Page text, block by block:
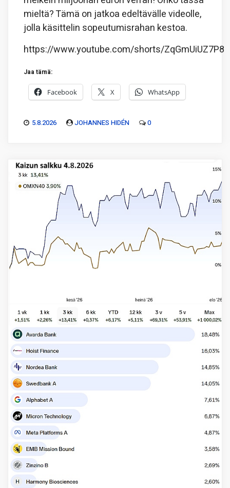
mieltä? Tämä on jatkoa edeltävälle videolle,
jolla käsittelin sopeutumisrahan kestoa.
https://www.youtube.com/shorts/ZqGmUiUZ7P8
Jaa tämä:
Facebook X WhatsApp
5.8.2026 JOHANNES HIDÉN 0